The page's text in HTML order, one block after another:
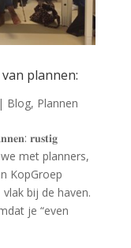
plannen:
| Blog, Plannen
𝐫𝐮𝐬𝐭𝐢𝐠
we met planners,
KopGroep
bij de haven.
je “even